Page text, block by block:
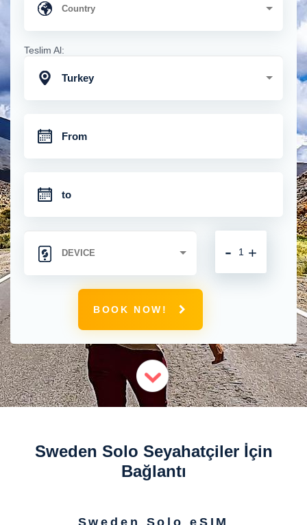
Teslim Al:
Turkey
+
-
BOOK NOW!
Sweden Solo Seyahatçiler İçin
Bağlantı
Sweden Solo eSIM